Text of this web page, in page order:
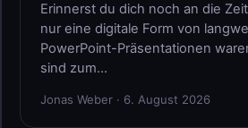
Erinnerst du dich noch an die
nur eine digitale Form von
PowerPoint-Präsentationen
sind zum…
Jonas Weber · 6. August 2026